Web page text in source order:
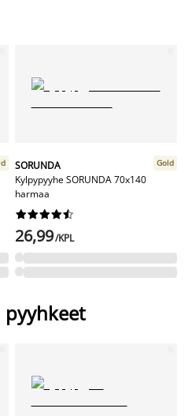
SORUNDA
Kylpypyyhe SORUNDA 70x140
harmaa
Gold






26,99/KPL
pyyhkeet